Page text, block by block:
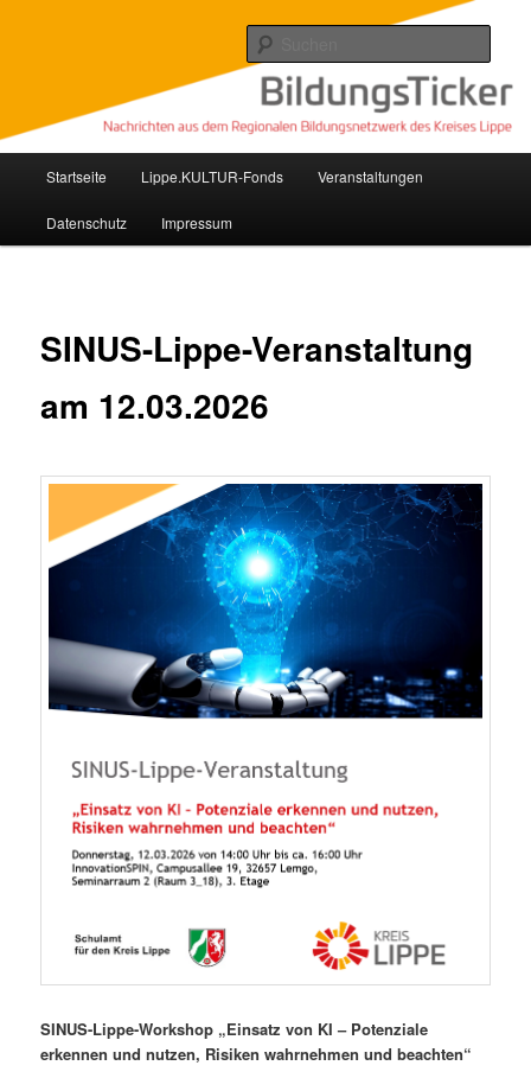
Lippe Bildungsticker
Nachrichten aus dem regionalen Bildungsnetzwerk des Kreises Lippe
Startseite Lippe.KULTUR-Fonds Veranstaltungen
Datenschutz Impressum
SINUS-Lippe-Veranstaltung
am 12.03.2026
SINUS-Lippe-Workshop „Einsatz von KI – Potenziale
erkennen und nutzen, Risiken wahrnehmen und beachten“